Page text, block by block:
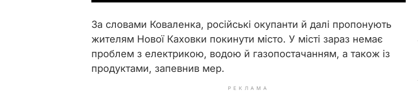
i
d
За словами Коваленка, російські окупанти й далі пропонують
жителям Нової Каховки покинути місто. У місті зараз немає
проблем з електрикою, водою й газопостачанням, а також із
продуктами, запевнив мер.
РЕКЛАМА